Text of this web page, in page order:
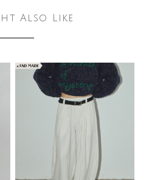
Also Like